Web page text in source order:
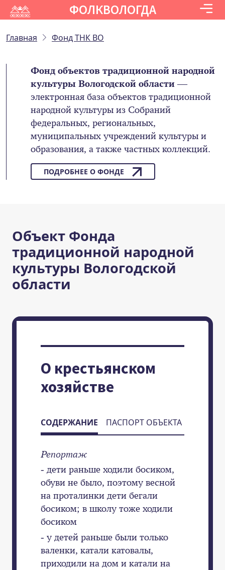
ФОЛКВОЛОГДА
Главная Фонд ТНК ВО
Фонд объектов традиционной народной
культуры Вологодской области—
электронная база объектов традиционной
народной культуры из Собраний
федеральных, региональных,
муниципальных учреждений культуры и
образования, а также частных коллекций.
ПОДРОБНЕЕ О ФОНДЕ
Объект Фонда
традиционной народной
культуры Вологодской
области
О крестьянском
хозяйстве
СОДЕРЖАНИЕ ПАСПОРТ ОБЪЕКТА
Репортаж
- дети раньше ходили босиком,
обуви не было, поэтому весной
на проталинки дети бегали
босиком; в школу тоже ходили
босиком
- у детей раньше были только
валенки, катали катовалы,
приходили на дом и катали на